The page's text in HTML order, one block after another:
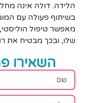
הלידה. דולה אינה
בשיתוף פעולה עם
מאפשר טיפול
שלו, ובכך מבטיח את
השאירו